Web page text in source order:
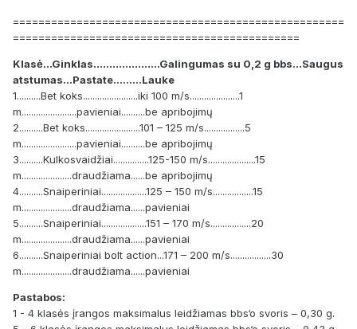
====================================================
=============================================
Klasė...Ginklas.....................Galingumas su 0,2 g bbs...Saugus
atstumas...Pastate.........Lauke
1..........Bet koks.......................iki 100 m/s.....................1
m.......................pavieniai..........be apribojimų
2..........Bet koks.......................101 – 125 m/s.................5
m.......................pavieniai..........be apribojimų
3..........Kulkosvaidžiai...............125-150 m/s....................15
m.....................draudžiama......be apribojimų
4..........Snaiperiniai...................125 – 150 m/s.................15
m.....................draudžiama......pavieniai
5..........Snaiperiniai...................151 – 170 m/s.................20
m.....................draudžiama......pavieniai
6..........Snaiperiniai bolt action...171 – 200 m/s.................30
m.....................draudžiama......pavieniai
Pastabos:
1 - 4 klasės įrangos maksimalus leidžiamas bbs‘o svoris – 0,30 g.